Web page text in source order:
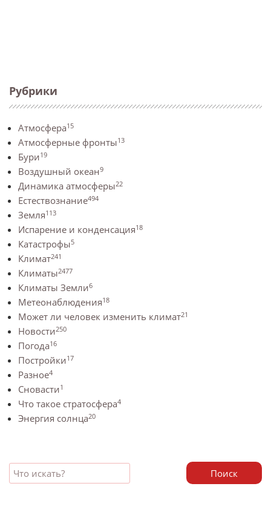
Рубрики
Атмосфера15
Атмосферные фронты13
Бури19
Воздушный океан9
Динамика атмосферы22
Естествознание494
Земля113
Испарение и конденсация18
Катастрофы5
Климат241
Климаты2477
Климаты Земли6
Метеонаблюдения18
Может ли человек изменить климат21
Новости250
Погода16
Постройки17
Разное4
Сновасти1
Что такое стратосфера4
Энергия солнца20
Поиск